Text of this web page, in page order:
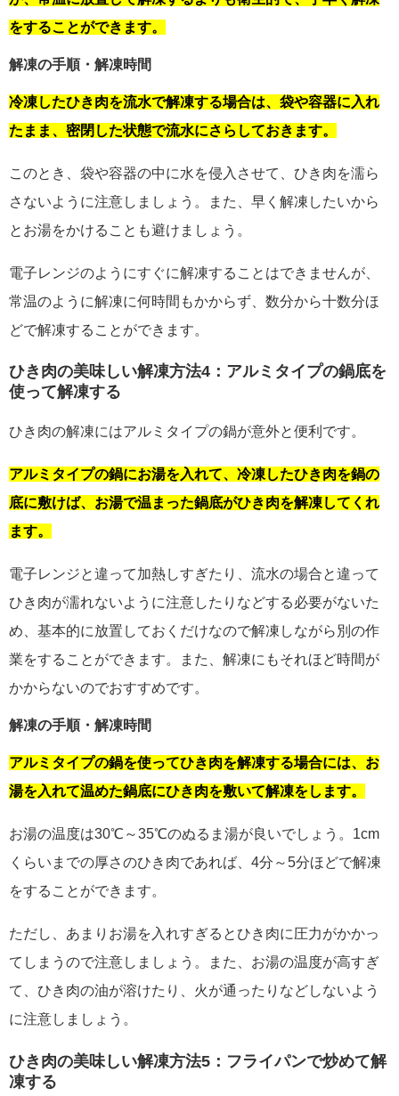
をすることができます。
解凍の手順・解凍時間
冷凍したひき肉を流水で解凍する場合は、袋や容器に入れ
たまま、密閉した状態で流水にさらしておきます。
このとき、袋や容器の中に水を侵入させて、ひき肉を濡ら
さないように注意しましょう。また、早く解凍したいから
とお湯をかけることも避けましょう。
電子レンジのようにすぐに解凍することはできませんが、
常温のように解凍に何時間もかからず、数分から十数分ほ
どで解凍することができます。
ひき肉の美味しい解凍方法4：アルミタイプの鍋底を
使って解凍する
ひき肉の解凍にはアルミタイプの鍋が意外と便利です。
アルミタイプの鍋にお湯を入れて、冷凍したひき肉を鍋の
底に敷けば、お湯で温まった鍋底がひき肉を解凍してくれ
ます。
電子レンジと違って加熱しすぎたり、流水の場合と違って
ひき肉が濡れないように注意したりなどする必要がないた
め、基本的に放置しておくだけなので解凍しながら別の作
業をすることができます。また、解凍にもそれほど時間が
かからないのでおすすめです。
解凍の手順・解凍時間
アルミタイプの鍋を使ってひき肉を解凍する場合には、お
湯を入れて温めた鍋底にひき肉を敷いて解凍をします。
お湯の温度は30℃～35℃のぬるま湯が良いでしょう。1cm
くらいまでの厚さのひき肉であれば、4分～5分ほどで解凍
をすることができます。
ただし、あまりお湯を入れすぎるとひき肉に圧力がかかっ
てしまうので注意しましょう。また、お湯の温度が高すぎ
て、ひき肉の油が溶けたり、火が通ったりなどしないよう
に注意しましょう。
ひき肉の美味しい解凍方法5：フライパンで炒めて解
凍する